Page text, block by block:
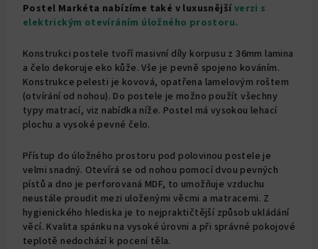
Postel Markéta nabízíme také v luxusnější verzi s
elektrickým otevíráním úložného prostoru.
Konstrukci postele tvoří masivní díly korpusu z 36mm lamina
a čelo dekoruje eko kůže. Vše je pevně spojeno kováním.
Konstrukce pelesti je kovová, opatřena lamelovým roštem
(otvírání od nohou). Do postele je možno použít všechny
typy matrací, viz nabídka níže. Postel má vysokou lehací
plochu a vysoké pevné čelo.
Přístup do úložného prostoru pod polovinou postele je
velmi snadný. Otevírá se od nohou pomocí dvou pevných
pístů a dno je perforovaná MDF, to umožňuje vzduchu
neustále proudit mezi uloženými věcmi a matracemi. Z
hygienického hlediska je to nejpraktičtější způsob ukládání
věcí. Kvalita spánku na vysoké úrovni a při správné pokojové
teplotě nedochází k pocení těla.